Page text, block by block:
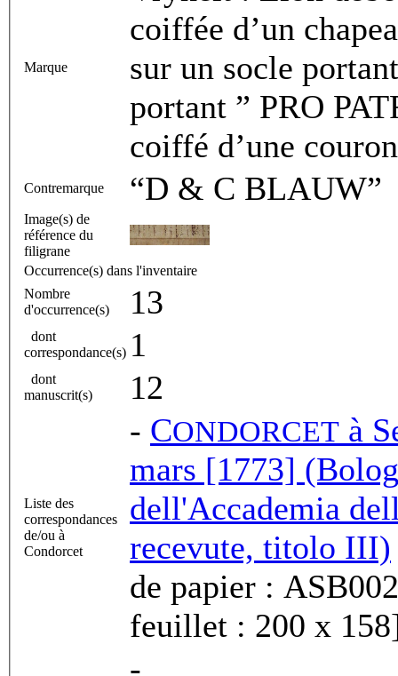
Marque
coiffée d’un
sur un socle
portant ” PRO
Contremarque “D & C BLAUW”
Image(s) de
référence du
filigrane
Occurrence(s) dans l'inventaire
Nombre
d'occurrence(s)
13
dont
correspondance(s) 1
dont
manuscrit(s)
12
Liste des
correspondances
de/ou à
Condorcet
- CONDORCET à
mars [1773]
dell'Accademia
recevute, titolo III)
de papier : ASB002-0 . Feuillet in-4°.
feuillet : 200 x
-